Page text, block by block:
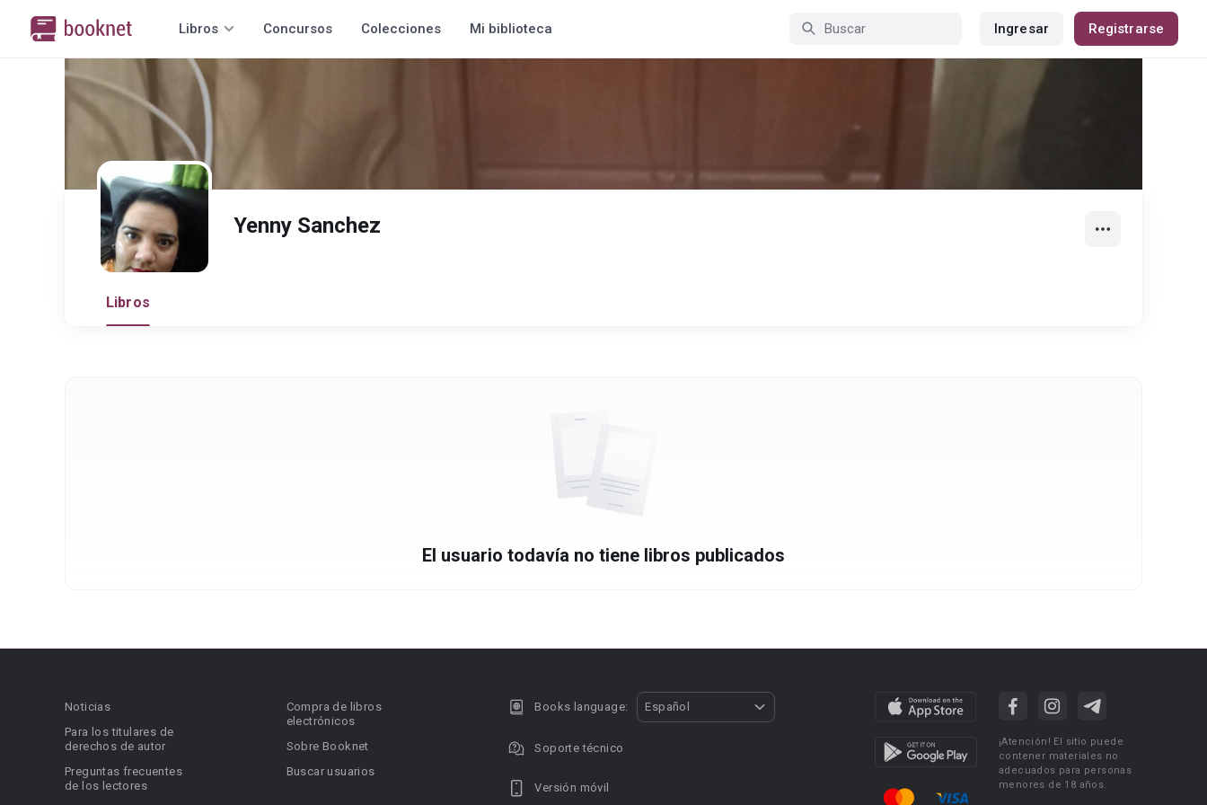
Libros Concursos Colecciones Mi biblioteca Ingresar Registrarse
Yenny Sanchez
Libros
El usuario todavía no tiene libros publicados
Noticias
Para los titulares de
derechos de autor
Preguntas frecuentes
de los lectores
Compra de libros
electrónicos
Sobre Booknet
Buscar usuarios
Books language: Español
Soporte técnico
Versión móvil
¡Atención! El sitio puede
contener materiales no
adecuados para personas
menores de 18 años.